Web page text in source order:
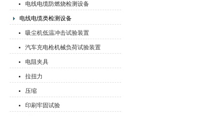
电线电缆防燃烧检测设备
电线电缆类检测设备
吸尘机低温冲击试验装置
汽车充电枪机械负荷试验装置
电阻夹具
拉扭力
压缩
印刷牢固试验